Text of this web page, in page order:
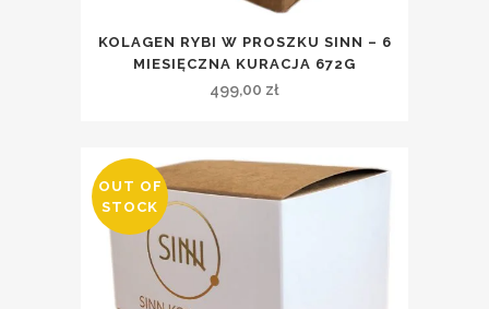
KOLAGEN RYBI W PROSZKU SINN – 6
MIESIĘCZNA KURACJA 672G
499,00 zł
OUT OF
STOCK